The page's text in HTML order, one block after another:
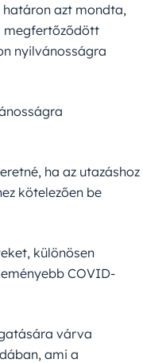
azt mondta,
megfertőződött
nyilvánosságra
ha az utazáshoz
kötelezően be
különösen
COVID-
várva
ami a